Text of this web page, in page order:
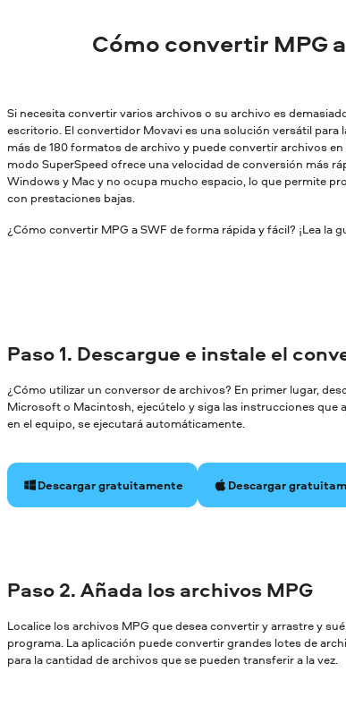
Cómo convertir MPG
Si necesita convertir varios archivos o su archivo es
escritorio. El convertidor Movavi es una solución versátil
más de 180 formatos de archivo y puede convertir archivos
modo SuperSpeed ofrece una velocidad de conversión más
Windows y Mac y no ocupa mucho espacio, lo que permite
con prestaciones bajas.
¿Cómo convertir MPG a SWF de forma rápida y fácil? ¡Lea la
Paso 1. Descargue e instale el
¿Cómo utilizar un conversor de archivos? En primer lugar,
Microsoft o Macintosh, ejecútelo y siga las instrucciones que
en el equipo, se ejecutará automáticamente.
Descargar gratuitamente Descargar
Paso 2. Añada los archivos MPG
Localice los archivos MPG que desea convertir y arrastre y
programa. La aplicación puede convertir grandes lotes de
para la cantidad de archivos que se pueden transferir a la vez.